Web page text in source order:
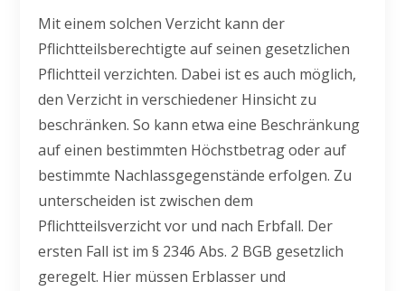
Mit einem solchen Verzicht kann der
Pflichtteilsberechtigte auf seinen gesetzlichen
Pflichtteil verzichten. Dabei ist es auch möglich,
den Verzicht in verschiedener Hinsicht zu
beschränken. So kann etwa eine Beschränkung
auf einen bestimmten Höchstbetrag oder auf
bestimmte Nachlassgegenstände erfolgen. Zu
unterscheiden ist zwischen dem
Pflichtteilsverzicht vor und nach Erbfall. Der
ersten Fall ist im § 2346 Abs. 2 BGB gesetzlich
geregelt. Hier müssen Erblasser und